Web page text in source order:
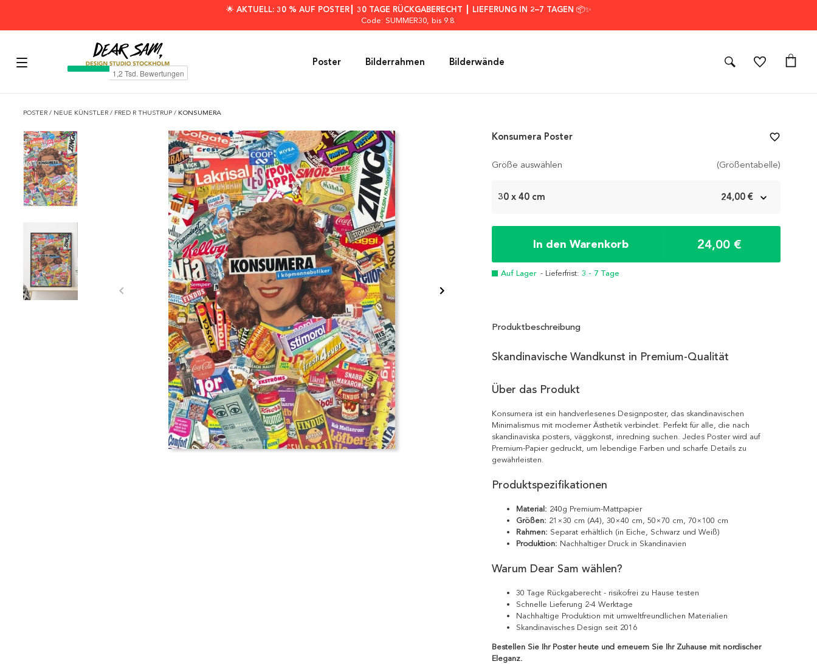
🌟 AKTUELL: 30 % AUF POSTER┃ 30 TAGE RÜCKGABERECHT ┃ LIEFERUNG IN 2–7 TAGEN 📦✨
Code: SUMMER30, bis 9.8.
Poster Bilderrahmen Bilderwände
POSTER / NEUE KÜNSTLER / FRED R THUSTRUP / KONSUMERA
Größe auswählen (Größentabelle)
30 x 40 cm 24,00 €
In den Warenkorb 24,00 €
Auf Lager - Lieferfrist: 3 - 7 Tage
Konsumera Poster favorite_border
Produktbeschreibung
Skandinavische Wandkunst in Premium-Qualität
Über das Produkt
Konsumera ist ein handverlesenes Designposter, das skandinavischen
Minimalismus mit moderner Ästhetik verbindet. Perfekt für alle, die nach
skandinaviska posters, väggkonst, inredning suchen. Jedes Poster wird auf
Premium-Papier gedruckt, um lebendige Farben und scharfe Details zu
gewährleisten.
Produktspezifikationen
Material: 240g Premium-Mattpapier
Größen: 21×30 cm (A4), 30×40 cm, 50×70 cm, 70×100 cm
Rahmen: Separat erhältlich (in Eiche, Schwarz und Weiß)
Produktion: Nachhaltiger Druck in Skandinavien
Warum Dear Sam wählen?
30 Tage Rückgaberecht - risikofrei zu Hause testen
Schnelle Lieferung 2-4 Werktage
Nachhaltige Produktion mit umweltfreundlichen Materialien
Skandinavisches Design seit 2016
Bestellen Sie Ihr Poster heute und erneuern Sie Ihr Zuhause mit nordischer
Eleganz.